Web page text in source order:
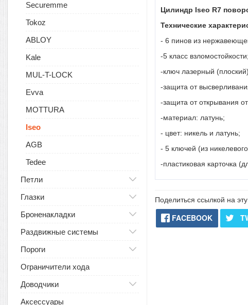
Securemme
Tokoz
ABLOY
Kale
MUL-T-LOCK
Evva
MOTTURA
Iseo
AGB
Tedee
Петли
Глазки
Броненакладки
Раздвижные системы
Пороги
Ограничители хода
Доводчики
Аксессуары
Цилиндр Iseo R7
Технические
- 6 пинов из
-5 класс взломостойкости;
-ключ лазерный
-защита от
-защита от открывания
-материал: латунь;
- цвет: никель и латунь;
- 5 ключей (из
-пластиковая карточка
Поделиться ссылкой на
FACEBOOK